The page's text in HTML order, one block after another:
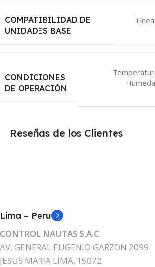
COMPATIBILIDAD DE
UNIDADES BASE
CONDICIONES
DE OPERACIÓN
Reseñas de los Clientes
Lima – Peru
CONTROL NAUTAS S.A.C
AV. GENERAL EUGENIO GARZON 2099
JESUS MARIA LIMA, 15072